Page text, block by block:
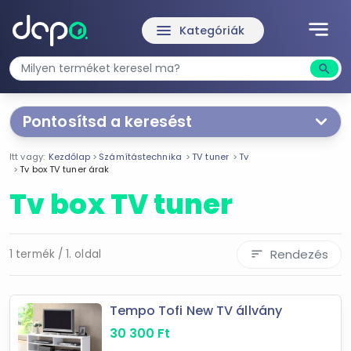
notes
menu Kategóriák
search
Pontosítsd a keresést
Segítünk a keresésben!
Válaszd ki a jellemzőketTe magad!
Termékjellemzők
30 300 Ft
30 300 Ft
Itt vagy: Kezdőlap Számítástechnika TV tuner
Tv
Tv box TV tuner árak
Tv box TV tuner
1 termék / 1. oldal sort Rendezés
Tempo Tofi New TV állvány
30 300 Ft